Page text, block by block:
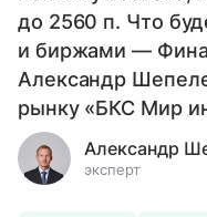
до 2560 п. Что
и биржами —
Александр
рынку «БКС Мир
Александр
эксперт